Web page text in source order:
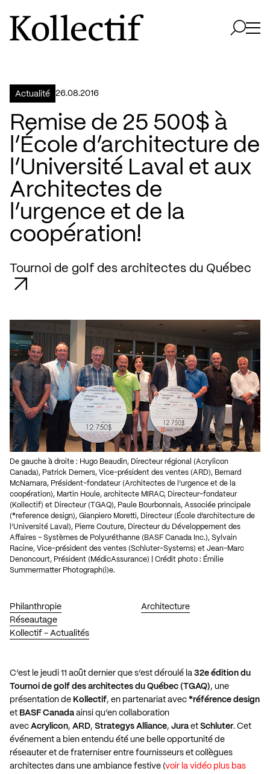
Aller à la page d'accueil
Logo Kollectif
Actualité 26.08.2016
Remise de 25 500$ à
l’École d’architecture de
l’Université Laval et aux
Architectes de
l’urgence et de la
coopération!
Tournoi de golf des architectes du Québec
Philanthropie
Réseautage
Kollectif - Actualités
Architecture
De gauche à droite : Hugo Beaudin, Directeur régional (Acrylicon
Canada), Patrick Demers, Vice-président des ventes (ARD), Bernard
McNamara, Président-fondateur (Architectes de l’urgence et de la
coopération), Martin Houle, architecte MIRAC, Directeur-fondateur
(Kollectif) et Directeur (TGAQ), Paule Bourbonnais, Associée principale
(*reference design), Gianpiero Moretti, Directeur (École d’architecture de
l’Université Laval), Pierre Couture, Directeur du Développement des
Affaires – Systèmes de Polyuréthanne (BASF Canada Inc.), Sylvain
Racine, Vice-président des ventes (Schluter-Systems) et Jean-Marc
Denoncourt, Président (MédicAssurance) | Crédit photo : Émilie
Summermatter Photograph(i)e.
C’est le jeudi 11 août dernier que s’est déroulé la 32e édition du
Tournoi de golf des architectes du Québec (TGAQ), une
présentation de Kollectif, en partenariat avec *référence design
et BASF Canada ainsi qu’en collaboration
avec Acrylicon, ARD, Strategys Alliance, Jura et Schluter. Cet
événement a bien entendu été une belle opportunité de
réseauter et de fraterniser entre fournisseurs et collègues
architectes dans une ambiance festive (voir la vidéo plus bas